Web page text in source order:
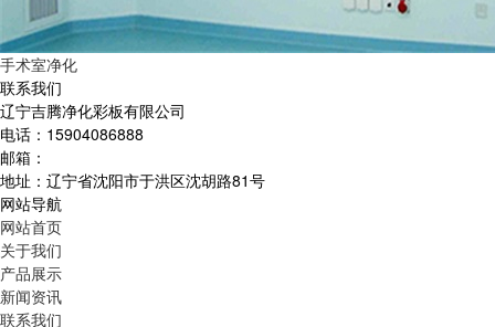
手术室净化
联系我们
辽宁吉腾净化彩板有限公司
电话：15904086888
邮箱：
地址：辽宁省沈阳市于洪区沈胡路81号
网站导航
网站首页
关于我们
产品展示
新闻资讯
联系我们